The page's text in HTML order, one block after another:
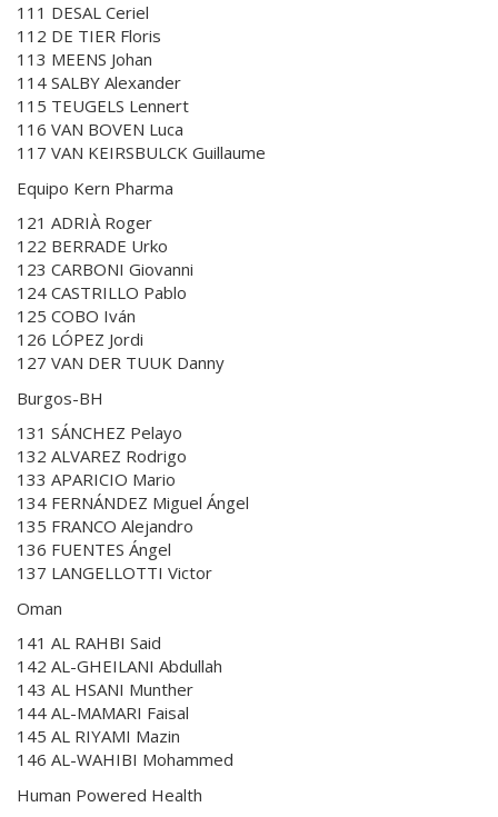
111 DESAL Ceriel
112 DE TIER Floris
113 MEENS Johan
114 SALBY Alexander
115 TEUGELS Lennert
116 VAN BOVEN Luca
117 VAN KEIRSBULCK Guillaume
Equipo Kern Pharma
121 ADRIÀ Roger
122 BERRADE Urko
123 CARBONI Giovanni
124 CASTRILLO Pablo
125 COBO Iván
126 LÓPEZ Jordi
127 VAN DER TUUK Danny
Burgos-BH
131 SÁNCHEZ Pelayo
132 ALVAREZ Rodrigo
133 APARICIO Mario
134 FERNÁNDEZ Miguel Ángel
135 FRANCO Alejandro
136 FUENTES Ángel
137 LANGELLOTTI Victor
Oman
141 AL RAHBI Said
142 AL-GHEILANI Abdullah
143 AL HSANI Munther
144 AL-MAMARI Faisal
145 AL RIYAMI Mazin
146 AL-WAHIBI Mohammed
Human Powered Health